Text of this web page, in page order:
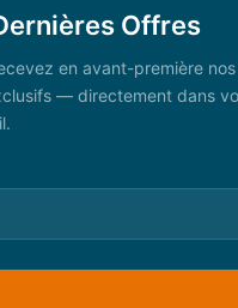
Offres
en avant-première nos
— directement dans